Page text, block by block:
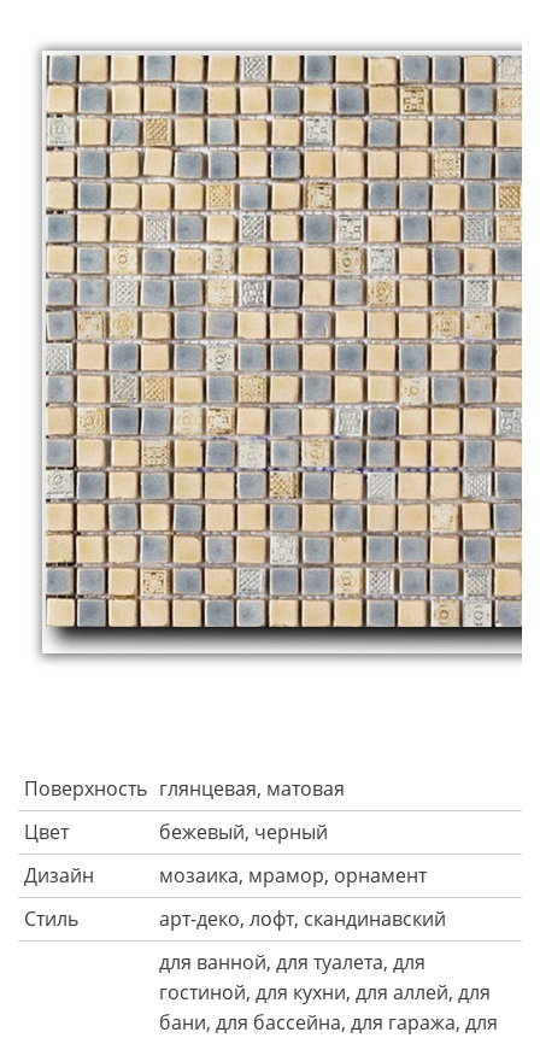
Поверхность глянцевая, матовая
Цвет
бежевый, черный
Дизайн
мозаика, мрамор, орнамент
Стиль
арт-деко, лофт, скандинавский
для ванной, для туалета, для
гостиной, для кухни, для аллей, для
бани, для бассейна, для гаража, для